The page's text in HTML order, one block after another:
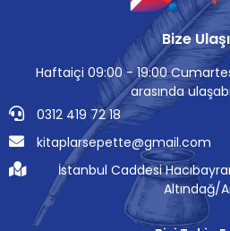
Bize
Haftaiçi 09:00 - 19:00
arasında
0312 419 72 18
kitaplarsepette@gmail.com
İstanbul Caddesi
Altındağ/